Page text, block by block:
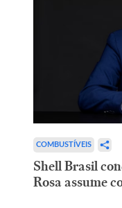
COMBUSTÍVEIS
Shell Brasil
Rosa assume